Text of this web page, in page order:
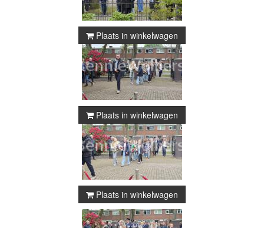
Plaats in winkelwagen
Plaats in winkelwagen
Plaats in winkelwagen